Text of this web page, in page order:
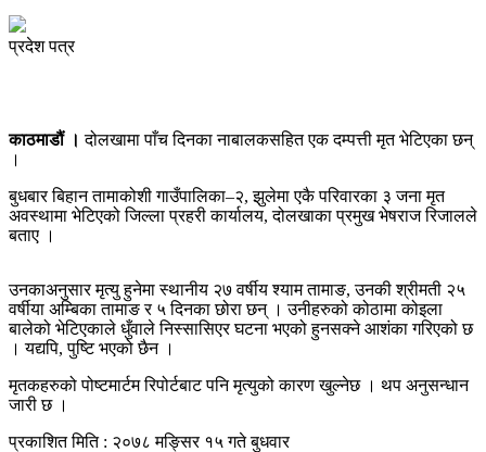
प्रदेश पत्र
काठमाडौं ।दोलखामा पाँच दिनका नाबालकसहित एक दम्पत्ती मृत भेटिएका छन्
।
बुधबार बिहान तामाकोशी गाउँपालिका–२, झुलेमा एकै परिवारका ३ जना मृत
अवस्थामा भेटिएको जिल्ला प्रहरी कार्यालय, दोलखाका प्रमुख भेषराज रिजालले
बताए ।
उनकाअनुसार मृत्यु हुनेमा स्थानीय २७ वर्षीय श्याम तामाङ, उनकी श्रीमती २५
वर्षीया अम्बिका तामाङ र ५ दिनका छोरा छन् । उनीहरुको कोठामा कोइला
बालेको भेटिएकाले धुँवाले निस्सासिएर घटना भएको हुनसक्ने आशंका गरिएको छ
। यद्यपि, पुष्टि भएको छैन ।
मृतकहरुको पोष्टमार्टम रिपोर्टबाट पनि मृत्युको कारण खुल्नेछ । थप अनुसन्धान
जारी छ ।
प्रकाशित मिति : २०७८ मङ्सिर १५ गते बुधवार